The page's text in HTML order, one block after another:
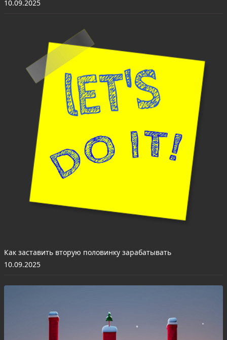
10.09.2025
Как заставить вторую половинку зарабатывать
10.09.2025